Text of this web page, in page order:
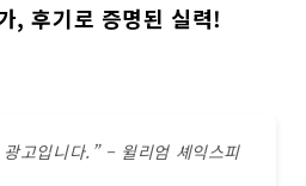
, 후기로 증명된 실력!
고입니다.” – 윌리엄 셰익스피